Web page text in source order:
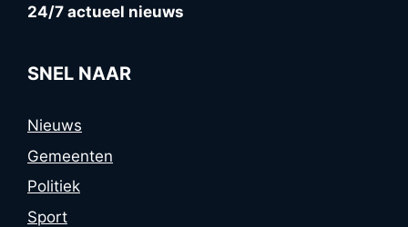
24/7 actueel nieuws
SNEL NAAR
Nieuws
Gemeenten
Politiek
Sport